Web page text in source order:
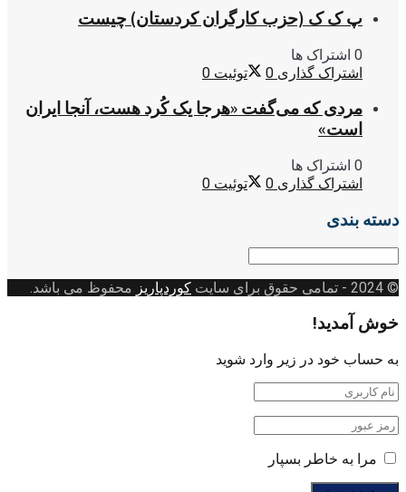
پ ک ک (حزب کارگران کردستان) چیست
0 اشتراک ها
اشتراک گذاری 0 توئیت 0
مردی که می‌گفت «هرجا یک کُرد هست، آنجا ایران
است»
0 اشتراک ها
اشتراک گذاری 0 توئیت 0
دسته بندی
© 2024
- تمامی حقوق برای سایت کوردپاریز محفوظ می باشد.
خوش آمدید!
به حساب خود در زیر وارد شوید
مرا به خاطر بسپار